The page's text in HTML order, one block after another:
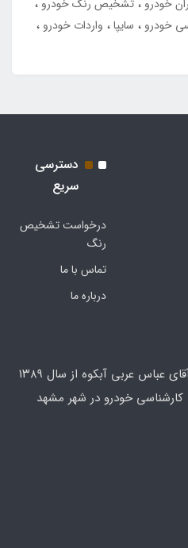
خودرو
تشخیص رنگ خودرو
خودرو سایپا
واردات خودرو
دسترسی
سریع
درخواست تشخیص
رنگ
تماس با ما
درباره ما
با مدیریت آقای عباس عربی آبکوه از سال ۱۳۸۹
خودرو در شهر مشهد